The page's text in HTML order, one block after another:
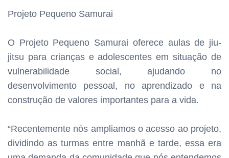
Projeto Pequeno Samurai
O Projeto Pequeno Samurai oferece aulas de jiu-
jitsu para crianças e adolescentes em situação de
vulnerabilidade social, ajudando no
desenvolvimento pessoal, no aprendizado e na
construção de valores importantes para a vida.
“Recentemente nós ampliamos o acesso ao projeto,
dividindo as turmas entre manhã e tarde, essa era